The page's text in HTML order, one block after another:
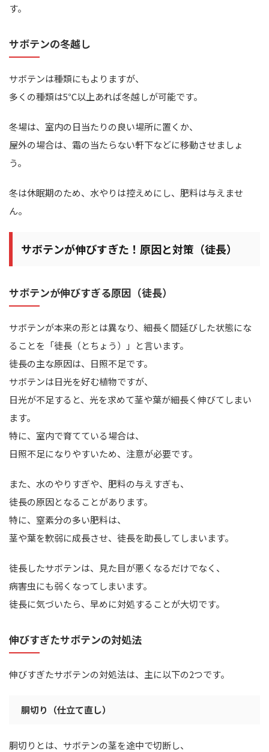
す。
サボテンの冬越し
サボテンは種類にもよりますが、
多くの種類は5℃以上あれば冬越しが可能です。
冬場は、室内の日当たりの良い場所に置くか、
屋外の場合は、霜の当たらない軒下などに移動させましょ
う。
冬は休眠期のため、水やりは控えめにし、肥料は与えませ
ん。
サボテンが伸びすぎた！原因と対策（徒長）
サボテンが伸びすぎる原因（徒長）
サボテンが本来の形とは異なり、細長く間延びした状態にな
ることを「徒長（とちょう）」と言います。
徒長の主な原因は、日照不足です。
サボテンは日光を好む植物ですが、
日光が不足すると、光を求めて茎や葉が細長く伸びてしまい
ます。
特に、室内で育てている場合は、
日照不足になりやすいため、注意が必要です。
また、水のやりすぎや、肥料の与えすぎも、
徒長の原因となることがあります。
特に、窒素分の多い肥料は、
茎や葉を軟弱に成長させ、徒長を助長してしまいます。
徒長したサボテンは、見た目が悪くなるだけでなく、
病害虫にも弱くなってしまいます。
徒長に気づいたら、早めに対処することが大切です。
伸びすぎたサボテンの対処法
伸びすぎたサボテンの対処法は、主に以下の2つです。
胴切り（仕立て直し）
胴切りとは、サボテンの茎を途中で切断し、